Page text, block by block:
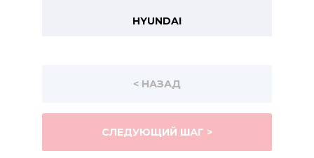
HYUNDAI
< НАЗАД
СЛЕДУЮЩИЙ ШАГ >